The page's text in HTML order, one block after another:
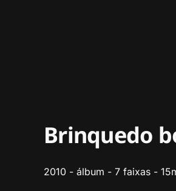
Brinquedo
2010 - álbum - 7 faixas -